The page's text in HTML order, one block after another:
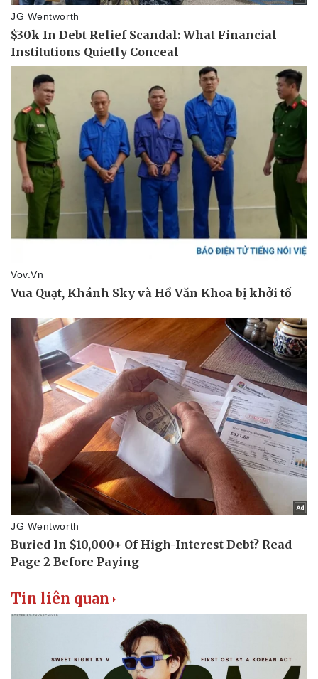
Sức khỏe
Cây thuốc
Sản phụ khoa
Nhi khoa
Nam khoa
Làm đẹp - giảm cân
Phòng mạch online
Ăn sạch sống khỏe
Đời sống
Blog
Tình yêu - Gia đình
Tin liên quan